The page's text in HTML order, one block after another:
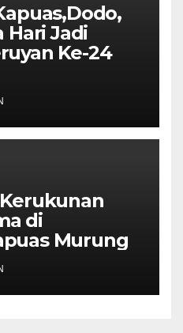
Hari Jadi
Ke-24
di
Murung